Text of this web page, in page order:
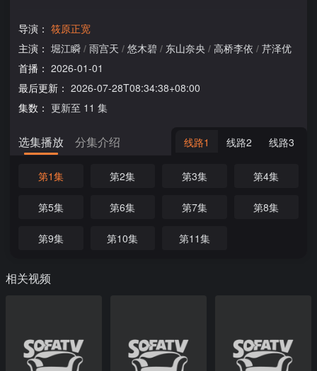
导演： 筱原正宽
主演： 堀江瞬 / 雨宫天 / 悠木碧 / 东山奈央 / 高桥李依 / 芹泽优
首播： 2026-01-01
最后更新： 2026-07-28T08:34:38+08:00
集数： 更新至 11 集
选集播放 分集介绍 线路1 线路2 线路3
第1集 第2集 第3集 第4集
第5集 第6集 第7集 第8集
第9集 第10集 第11集
相关视频